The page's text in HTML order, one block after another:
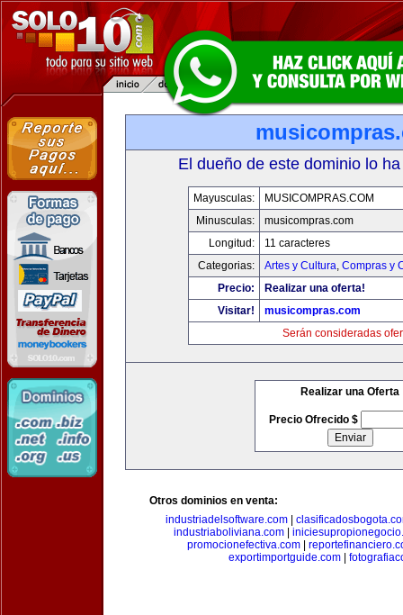
El dueño de este dominio lo
Mayusculas:
MUSICOMPRAS.COM
Minusculas:
musicompras.com
Longitud:
11 caracteres
Categorias:
Artes y Cultura, Compras y
Precio:
Realizar una oferta!
Visitar!
musicompras.com
Serán consideradas
Realizar una Oferta
Precio Ofrecido $
Otros dominios en venta:
industriadelsoftware.com|
industriaboliviana.com|
promocionefectiva.com
exportimportguide.com